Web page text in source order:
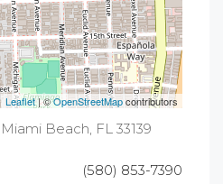
Leaflet| ©OpenStreetMapcontributors
Beach, FL 33139
(580) 853-7390